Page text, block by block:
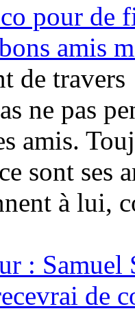
pour de
amis
de travers
ne pas
amis.
sont ses
à lui,
: Samuel
de